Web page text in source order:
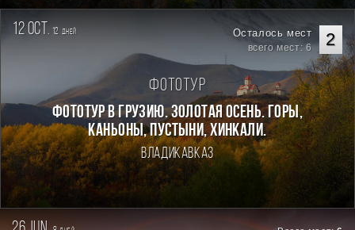
12 oct. 12 дней 2
Осталось мест
всего мест: 6
Фототур
Фототур в Грузию. Золотая осень. Горы,
каньоны, пустыни, хинкали.
Владикавказ